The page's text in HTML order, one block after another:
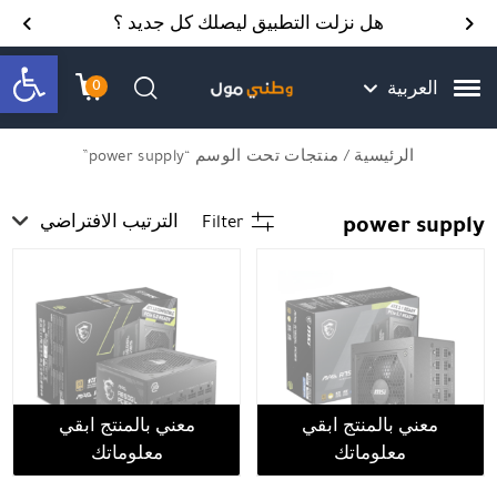
Skip to Content
Contact Us هل نزلت التطبيق ليصلك كل جديد ؟
العربية 0
עגלתחיפוש
الرئيسية / منتجات تحت الوسم “power supply”
power supply
Filter الترتيب الافتراضي
معني بالمنتج ابقي
معلوماتك
معني بالمنتج ابقي
معلوماتك
Back top top